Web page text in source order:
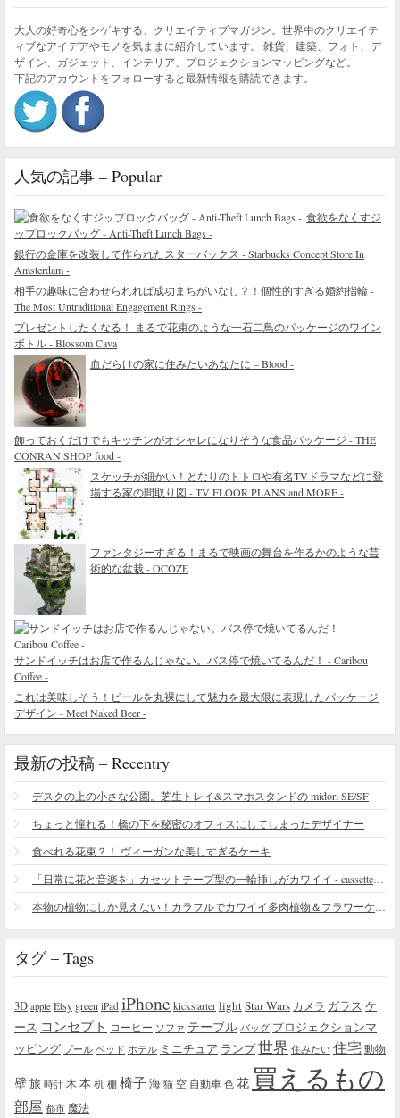
大人の好奇心をシゲキする、クリエイティブマガジン。世界中のクリエイテ
ィブなアイデアやモノを気ままに紹介しています。 雑貨、建築、フォト、デ
ザイン、ガジェット、インテリア、プロジェクションマッピングなど。
下記のアカウントをフォローすると最新情報を購読できます。
人気の記事 – Popular
食欲をなくすジ
ップロックバッグ - Anti-Theft Lunch Bags -
銀行の金庫を改装して作られたスターバックス - Starbucks Concept Store In
Amsterdam -
相手の趣味に合わせられれば成功まちがいなし？！個性的すぎる婚約指輪 -
The Most Untraditional Engagement Rings -
プレゼントしたくなる！ まるで花束のような一石二鳥のパッケージのワイン
ボトル - Blossom Cava
血だらけの家に住みたいあなたに – Blood -
飾っておくだけでもキッチンがオシャレになりそうな食品パッケージ - THE
CONRAN SHOP food -
スケッチが細かい！となりのトトロや有名TVドラマなどに登
場する家の間取り図 - TV FLOOR PLANS and MORE -
ファンタジーすぎる！まるで映画の舞台を作るかのような芸
術的な盆栽 - OCOZE
サンドイッチはお店で作るんじゃない。バス停で焼いてるんだ！ - Caribou
Coffee -
これは美味しそう！ビールを丸裸にして魅力を最大限に表現したパッケージ
デザイン - Meet Naked Beer -
最新の投稿 – Recentry
デスクの上の小さな公園。芝生トレイ&スマホスタンドの midori SE/SF
ちょっと憧れる！橋の下を秘密のオフィスにしてしまったデザイナー
食べれる花束？！ ヴィーガンな美しすぎるケーキ
タグ – Tags
3D apple Etsy green iPad iPhone kickstarter lightStar Wars カメラ ガラス ケ
ース コンセプト コーヒー ソファ テーブル バッグ プロジェクションマ
ッピング プール ベッド ホテル ミニチュア ランプ世界 住みたい 住宅 動物
壁旅 時計 木 本机 棚 椅子海 猫 空 自動車 色 花 買えるもの
部屋 都市 魔法